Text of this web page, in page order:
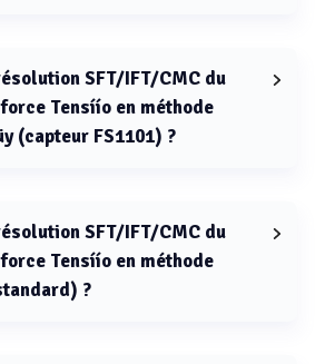
mN/m.
SFT/IFT/CMC du
Tensíío en méthode
(capteur FS1101) ?
mN/m.
SFT/IFT/CMC du
Tensíío en méthode
?